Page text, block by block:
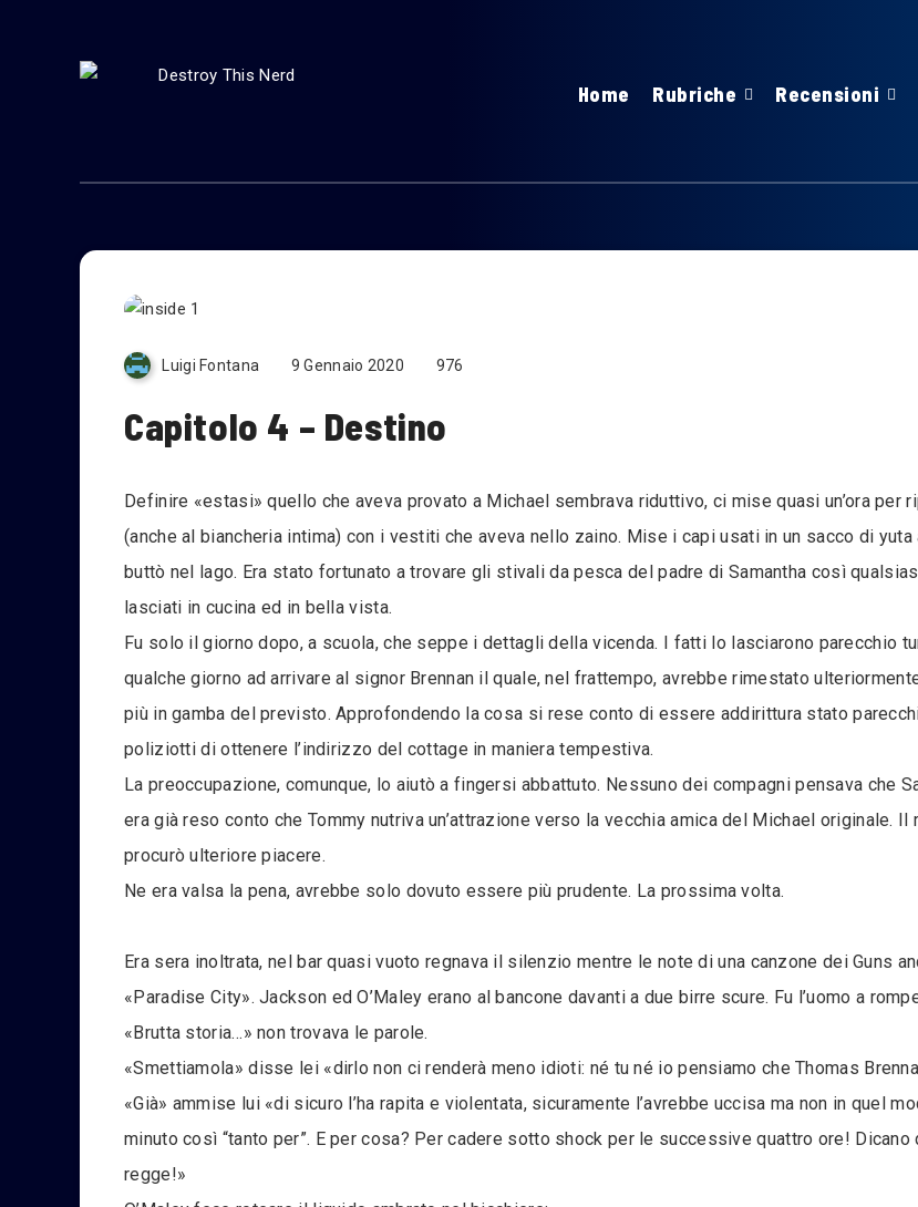
Home Rubriche Recensioni
Luigi Fontana 9 Gennaio 2020 976
Capitolo 4 – Destino
Definire «estasi» quello che aveva provato a Michael sembrava riduttivo, ci mise quasi un’ora
(anche al biancheria intima) con i vestiti che aveva nello zaino. Mise i capi usati in un sacco di
buttò nel lago. Era stato fortunato a trovare gli stivali da pesca del padre di Samantha così
lasciati in cucina ed in bella vista.
Fu solo il giorno dopo, a scuola, che seppe i dettagli della vicenda. I fatti lo lasciarono parecchio
qualche giorno ad arrivare al signor Brennan il quale, nel frattempo, avrebbe rimestato
più in gamba del previsto. Approfondendo la cosa si rese conto di essere addirittura stato
poliziotti di ottenere l’indirizzo del cottage in maniera tempestiva.
La preoccupazione, comunque, lo aiutò a fingersi abbattuto. Nessuno dei compagni pensava che
era già reso conto che Tommy nutriva un’attrazione verso la vecchia amica del Michael originale.
procurò ulteriore piacere.
Ne era valsa la pena, avrebbe solo dovuto essere più prudente. La prossima volta.
Era sera inoltrata, nel bar quasi vuoto regnava il silenzio mentre le note di una canzone dei Guns
«Paradise City». Jackson ed O’Maley erano al bancone davanti a due birre scure. Fu l’uomo a
«Brutta storia…» non trovava le parole.
«Smettiamola» disse lei «dirlo non ci renderà meno idioti: né tu né io pensiamo che Thomas
«Già» ammise lui «di sicuro l’ha rapita e violentata, sicuramente l’avrebbe uccisa ma non in quel
minuto così “tanto per”. E per cosa? Per cadere sotto shock per le successive quattro ore!
regge!»